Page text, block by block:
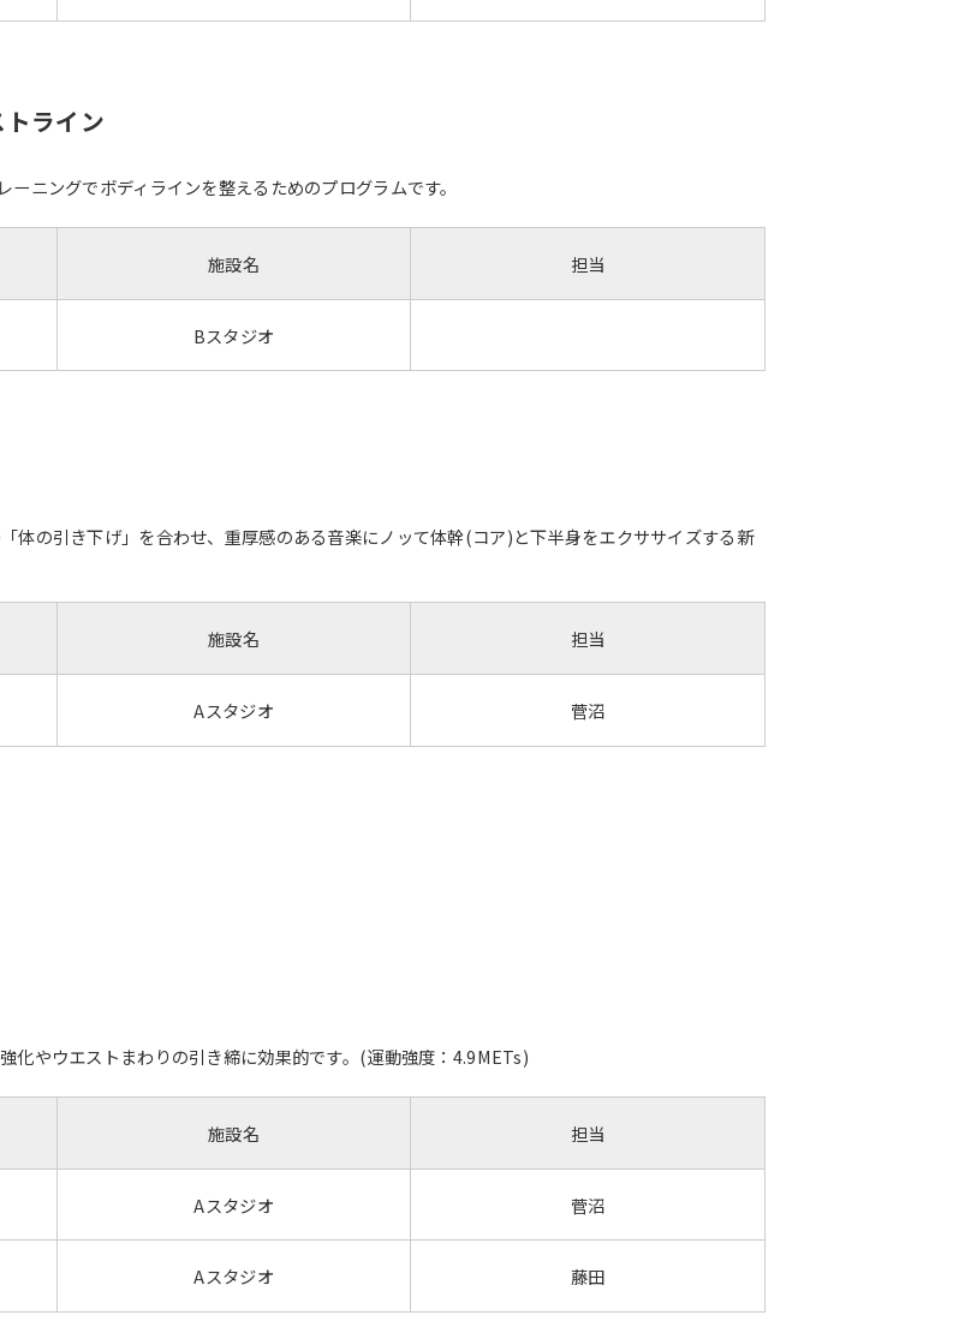
ライン
ニングでボディラインを整えるためのプログラムです。
施設名
Bスタジオ
担当
体の引き下げ」を合わせ、重厚感のある音楽にノッて体幹(コア)と下半身をエクササイズする新
施設名
Aスタジオ
担当
菅沼
化やウエストまわりの引き締に効果的です。(運動強度：4.9METs)
施設名
Aスタジオ
担当
菅沼
Aスタジオ 藤田
translated into
version of this website will be
mechanically, so it may
The translation may differ from the
content. We ask that you